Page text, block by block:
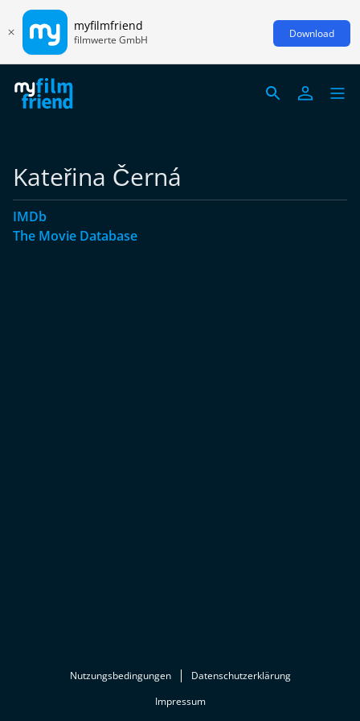
myfilmfriend
filmwerte GmbH Download
Kateřina Černá
IMDb
The Movie Database
Nutzungsbedingungen
Datenschutzerklärung
Impressum